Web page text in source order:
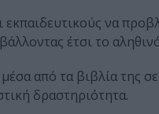
εκπαιδευτικούς να
έτσι το
από τα βιβλία της
δραστηριότητα.